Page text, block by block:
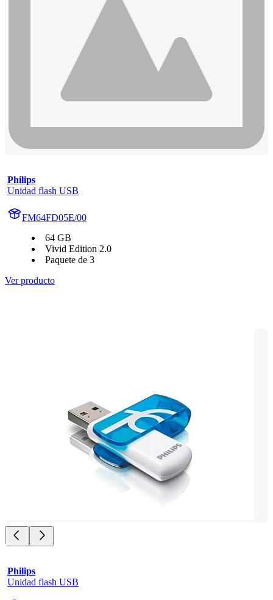
Philips
Unidad flash USB
FM64FD05E/00
64 GB
Vivid Edition 2.0
Paquete de 3
Ver producto
Philips
Unidad flash USB